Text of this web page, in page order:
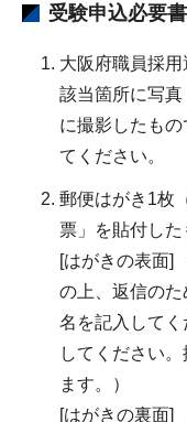
受験申込必要
大阪府職員採
該当箇所に写
に撮影したも
てください。
郵便はがき1枚
票」を貼付した
[はがきの表面]
の上、返信の
名を記入して
してください
ます。）
[はがきの裏面]